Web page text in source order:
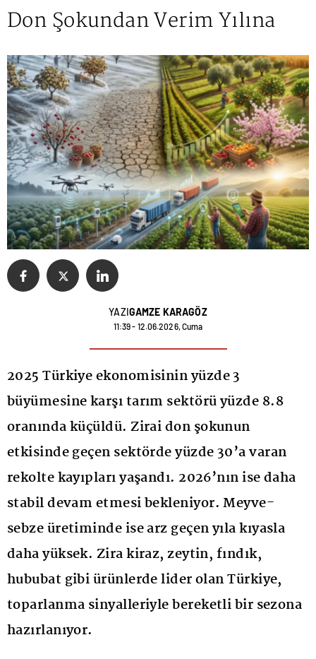
Don Şokundan Verim Yılına
YAZIGAMZE KARAGÖZ
11:39 - 12.06.2026, Cuma
2025 Türkiye ekonomisinin yüzde 3
büyümesine karşı tarım sektörü yüzde 8.8
oranında küçüldü. Zirai don şokunun
etkisinde geçen sektörde yüzde 30’a varan
rekolte kayıpları yaşandı. 2026’nın ise daha
stabil devam etmesi bekleniyor. Meyve-
sebze üretiminde ise arz geçen yıla kıyasla
daha yüksek. Zira kiraz, zeytin, fındık,
hububat gibi ürünlerde lider olan Türkiye,
toparlanma sinyalleriyle bereketli bir sezona
hazırlanıyor.